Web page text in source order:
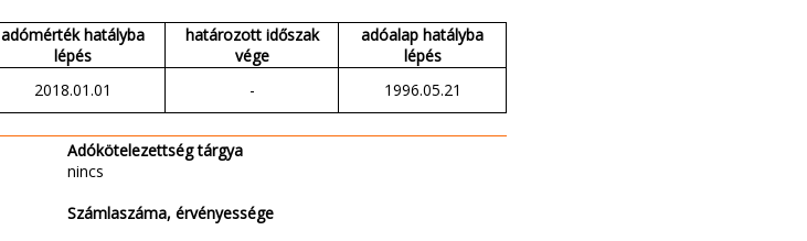
adómérték hatályba
lépés
határozott időszak
vége
adóalap hatályba
lépés
2018.01.01 - 1996.05.21
Adókötelezettség tárgya
nincs
Számlaszáma, érvényessége